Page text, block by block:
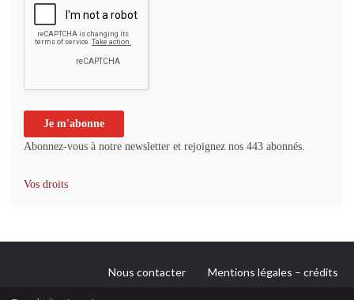
Abonnez-vous à notre newsletter et rejoignez nos 443 abonnés.
Vos droits
Nous contacter Mentions légales – crédits